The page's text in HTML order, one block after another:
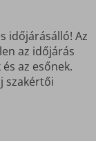
időjárásálló! Az
az időjárás
az esőnek.
szakértői